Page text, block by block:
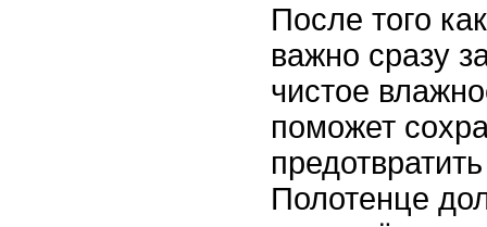
После того
важно сразу
чистое
поможет
Полотенце